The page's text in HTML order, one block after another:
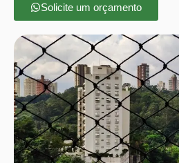
Solicite um orçamento